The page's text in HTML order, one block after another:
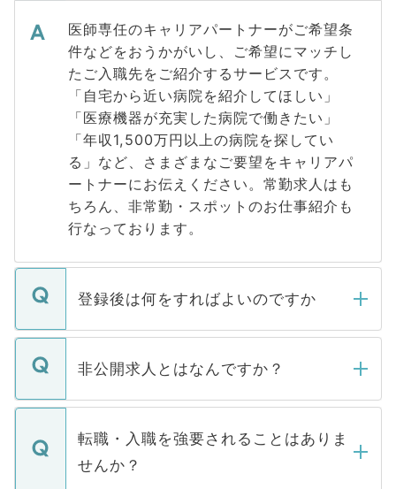
医師専任のキャリアパートナーがご希望条
件などをおうかがいし、ご希望にマッチし
たご入職先をご紹介するサービスです。
「自宅から近い病院を紹介してほしい」
「医療機器が充実した病院で働きたい」
「年収1,500万円以上の病院を探してい
る」など、さまざまなご要望をキャリアパ
ートナーにお伝えください。常勤求人はも
ちろん、非常勤・スポットのお仕事紹介も
行なっております。
登録後は何をすればよいのですか
ご登録いただきましたら、弊社担当者がご
登録内容を確認し、その後メールもしくは
ます。通常、5営業日以内にはご連絡をせて
いただきますので、しばらくお待ちくださ
非公開求人とはなんですか？
マイナビDOCTORで取り扱っている求人の
うち約3割は、Webサイトからご覧いただ
けない「非公開求人」です。非公開求人は
下記の理由によって、一般には公開してい
転職・入職を強要されることはありま
せんか？